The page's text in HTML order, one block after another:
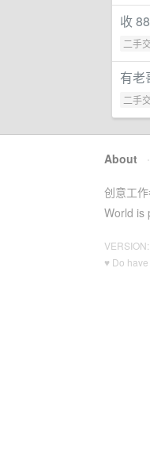
收
二手
有老
二手
About ·
创意工
World is
VERSION:
♥ Do